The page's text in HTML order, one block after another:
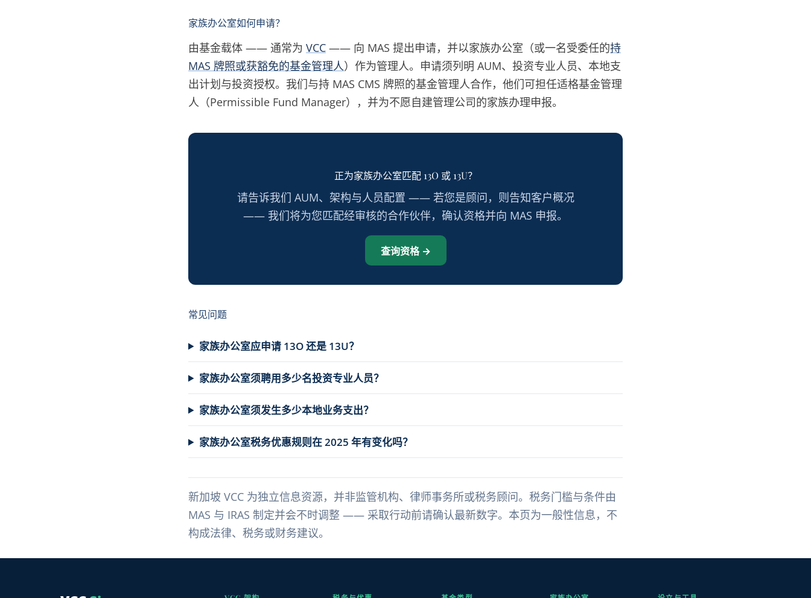
家族办公室如何申请？
由基金载体 —— 通常为 VCC —— 向 MAS 提出申请，并以家族办公室（或一名受委任的持
MAS 牌照或获豁免的基金管理人）作为管理人。申请须列明 AUM、投资专业人员、本地支
出计划与投资授权。我们与持 MAS CMS 牌照的基金管理人合作，他们可担任适格基金管理
人（Permissible Fund Manager），并为不愿自建管理公司的家族办理申报。
正为家族办公室匹配 13O 或 13U？
请告诉我们 AUM、架构与人员配置 —— 若您是顾问，则告知客户概况
—— 我们将为您匹配经审核的合作伙伴，确认资格并向 MAS 申报。
查询资格 →
常见问题
家族办公室应申请 13O 还是 13U？
家族办公室须聘用多少名投资专业人员？
家族办公室须发生多少本地业务支出？
家族办公室税务优惠规则在 2025 年有变化吗？
新加坡 VCC 为独立信息资源，并非监管机构、律师事务所或税务顾问。税务门槛与条件由
MAS 与 IRAS 制定并会不时调整 —— 采取行动前请确认最新数字。本页为一般性信息，不
构成法律、税务或财务建议。